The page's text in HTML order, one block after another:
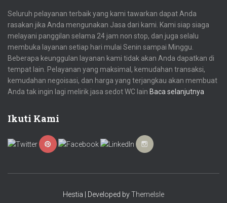
Seluruh pelayanan terbaik yang kami tawarkan dapat Anda
rasakan jika Anda mengunakan Jasa dari kami. Kami siap siaga
melayani panggilan selama 24 jam non stop, dan juga selalu
membuka layanan setiap hari mulai Senin sampai Minggu.
Beberapa keunggulan layanan kami tidak akan Anda dapatkan di
tempat lain. Pelayanan yang maksimal, kemudahan transaksi,
kemudahan negoisasi, dan harga yang terjangkau akan membuat
Anda tak ingin lagi melirik jasa sedot WC lain Baca selanjutnya
Ikuti Kami
Hestia | Developed byThemeIsle